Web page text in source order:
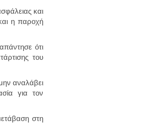
και
η παροχή
ότι
του
αναλάβει
για τον
στη